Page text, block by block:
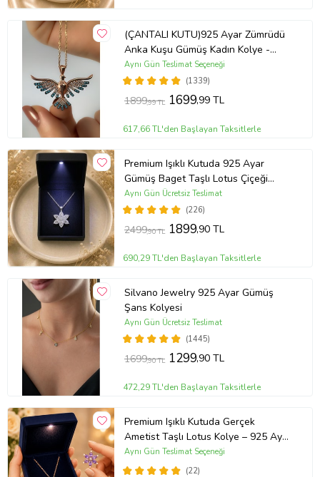
(ÇANTALI KUTU)925 Ayar Zümrüdü
Anka Kuşu Gümüş Kadın Kolye -
MAVİ
(1339)
Aynı Gün Teslimat Seçeneği
1899,99 TL 1699,99 TL
617,66 TL'den Başlayan Taksitlerle
Premium Işıklı Kutuda 925 Ayar
Gümüş Baget Taşlı Lotus Çiçeği
Kolye
(226)
Aynı Gün Ücretsiz Teslimat
2499,90 TL 1899,90 TL
690,29 TL'den Başlayan Taksitlerle
Silvano Jewelry 925 Ayar Gümüş
Şans Kolyesi
(1445)
Aynı Gün Ücretsiz Teslimat
1699,90 TL 1299,90 TL
472,29 TL'den Başlayan Taksitlerle
Premium Işıklı Kutuda Gerçek
Ametist Taşlı Lotus Kolye – 925 Ayar
Gümüş Kadın Kolye
(22)
Aynı Gün Teslimat Seçeneği